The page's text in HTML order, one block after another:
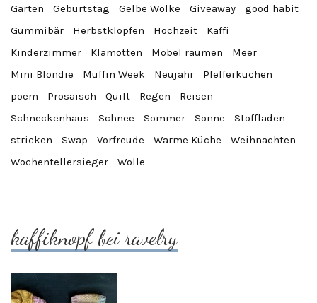
Garten
Geburtstag Gelbe Wolke Giveaway
good habit
Gummibär
Herbstklopfen Hochzeit
Kaffi
Kinderzimmer
Klamotten Möbel räumen
Meer
Mini Blondie
Muffin Week Neujahr
Pfefferkuchen
poem
Prosaisch Quilt Regen
Reisen
Schneckenhaus
Schnee Sommer Sonne
Stoffladen
stricken
Swap Vorfreude Warme Küche
Weihnachten
Wochentellersieger
Wolle
kaffiknopf bei ravelry